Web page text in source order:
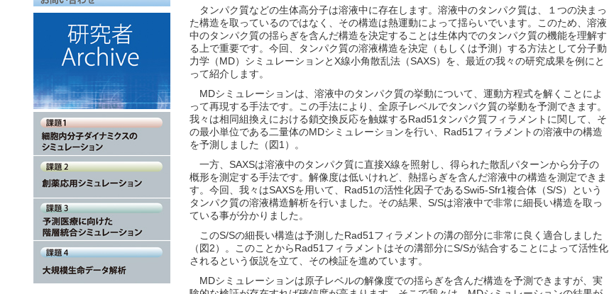
タンパク質などの生体高分子は溶液中に存在します。溶液中のタンパク質は、１つの決まっ
た構造を取っているのではなく、その構造は熱運動によって揺らいでいます。このため、溶液
中のタンパク質の揺らぎを含んだ構造を決定することは生体内でのタンパク質の機能を理解す
る上で重要です。今回、タンパク質の溶液構造を決定（もしくは予測）する方法として分子動
力学（MD）シミュレーションとX線小角散乱法（SAXS）を、最近の我々の研究成果を例にと
って紹介します。
MDシミュレーションは、溶液中のタンパク質の挙動について、運動方程式を解くことによ
って再現する手法です。この手法により、全原子レベルでタンパク質の挙動を予測できます。
我々は相同組換えにおける鎖交換反応を触媒するRad51タンパク質フィラメントに関して、そ
の最小単位である二量体のMDシミュレーションを行い、Rad51フィラメントの溶液中の構造
を予測しました（図1）。
一方、SAXSは溶液中のタンパク質に直接X線を照射し、得られた散乱パターンから分子の
概形を測定する手法です。解像度は低いけれど、熱揺らぎを含んだ溶液中の構造を測定できま
す。今回、我々はSAXSを用いて、Rad51の活性化因子であるSwi5-Sfr1複合体（S/S）という
タンパク質の溶液構造解析を行いました。その結果、S/Sは溶液中で非常に細長い構造を取っ
ている事が分かりました。
このS/Sの細長い構造は予測したRad51フィラメントの溝の部分に非常に良く適合しました
（図2）。このことからRad51フィラメントはその溝部分にS/Sが結合することによって活性化
されるという仮説を立て、その検証を進めています。
MDシミュレーションは原子レベルの解像度での揺らぎを含んだ構造を予測できますが、実